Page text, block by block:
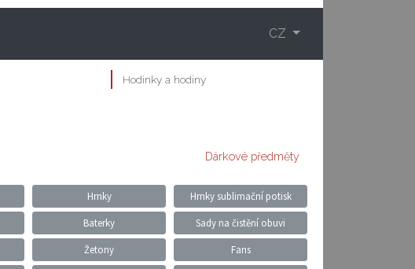
CZ
Hodinky a hodiny
Dárkové předměty
Hrnky Hrnky sublimační potisk
Baterky Sady na čistění obuvi
Žetony Fans